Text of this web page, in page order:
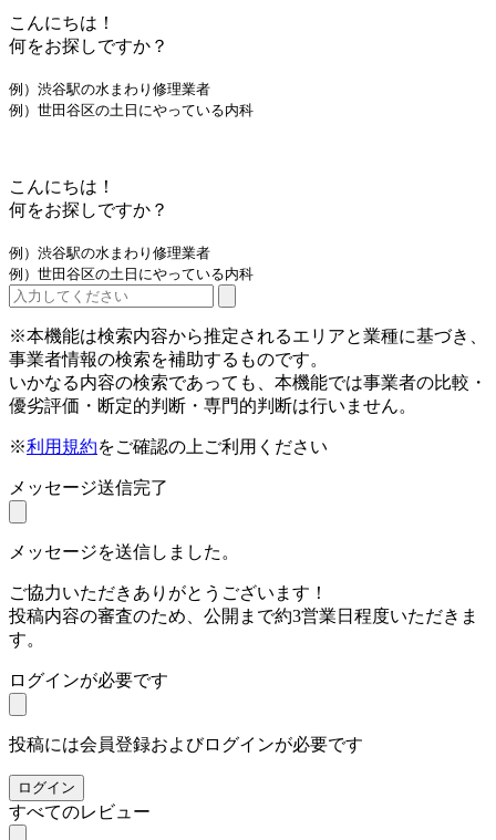
こんにちは！
何をお探しですか？
例）渋谷駅の水まわり修理業者
例）世田谷区の土日にやっている内科
こんにちは！
何をお探しですか？
例）渋谷駅の水まわり修理業者
例）世田谷区の土日にやっている内科
※本機能は検索内容から推定されるエリアと業種に基づき、
事業者情報の検索を補助するものです。
いかなる内容の検索であっても、本機能では事業者の比較・
優劣評価・断定的判断・専門的判断は行いません。
※利用規約をご確認の上ご利用ください
メッセージ送信完了
メッセージを送信しました。
ご協力いただきありがとうございます！
投稿内容の審査のため、公開まで約3営業日程度いただきま
す。
ログインが必要です
投稿には会員登録およびログインが必要です
ログイン
すべてのレビュー